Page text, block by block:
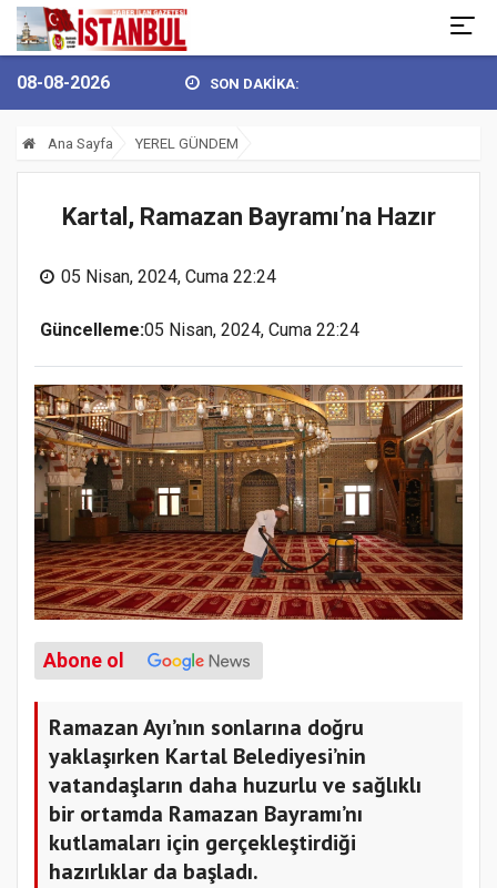
08-08-2026 SON DAKİKA:
Ana Sayfa YEREL GÜNDEM
Kartal, Ramazan Bayramı’na Hazır
05 Nisan, 2024, Cuma 22:24
Güncelleme:05 Nisan, 2024, Cuma 22:24
Abone ol
Ramazan Ayı’nın sonlarına doğru
yaklaşırken Kartal Belediyesi’nin
vatandaşların daha huzurlu ve sağlıklı
bir ortamda Ramazan Bayramı’nı
kutlamaları için gerçekleştirdiği
hazırlıklar da başladı.